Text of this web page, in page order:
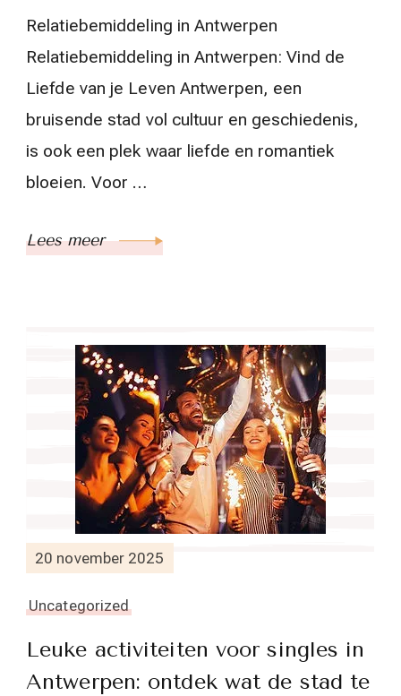
Relatiebemiddeling in Antwerpen
Relatiebemiddeling in Antwerpen: Vind de
Liefde van je Leven Antwerpen, een
bruisende stad vol cultuur en geschiedenis,
is ook een plek waar liefde en romantiek
bloeien. Voor …
Lees meer
20 november 2025
Uncategorized
Leuke activiteiten voor singles in
Antwerpen: ontdek wat de stad te